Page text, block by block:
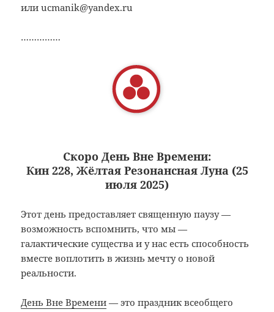
или ucmanik@yandex.ru
……………
Скоро День Вне Времени:
Кин 228, Жёлтая Резонансная Луна (25
июля 2025)
Этот день предоставляет священную паузу —
возможность вспомнить, что мы —
галактические существа и у нас есть способность
вместе воплотить в жизнь мечту о новой
реальности.
День Вне Времени — это праздник всеобщего